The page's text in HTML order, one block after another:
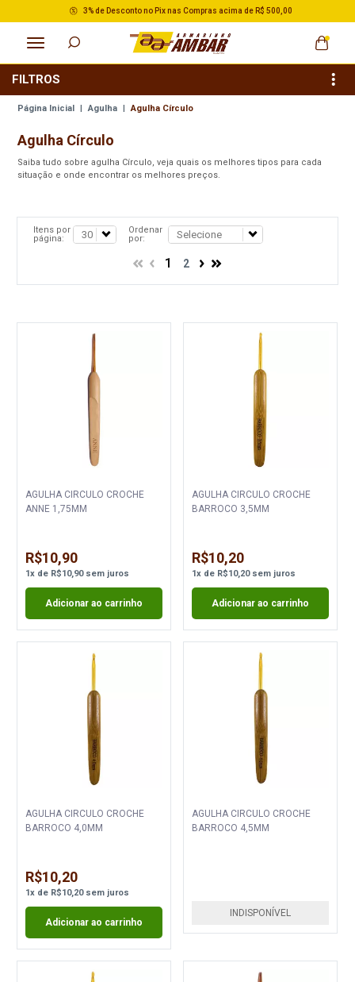
3% de Desconto no Pix nas Compras acima de R$ 500,00
Página Inicial | Agulha | Agulha Círculo
FILTROS
Agulha Círculo
Saiba tudo sobre agulha Círculo, veja quais os melhores tipos para cada
situação e onde encontrar os melhores preços.
Itens por
página:
Ordenar
por:
1 2
AGULHA CIRCULO CROCHE
ANNE 1,75MM
R$10,90
1x de R$10,90sem juros
Adicionar ao carrinho
AGULHA CIRCULO CROCHE
BARROCO 3,5MM
R$10,20
1xde R$10,20sem juros
Adicionar ao carrinho
AGULHA CIRCULO CROCHE
BARROCO 4,0MM
R$10,20
1x de R$10,20sem juros
Adicionar ao carrinho
AGULHA CIRCULO CROCHE
BARROCO 4,5MM
INDISPONÍVEL